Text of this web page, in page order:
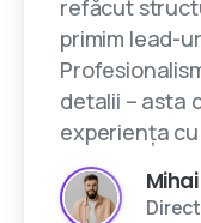
refăcut
primim lead-
detalii – asta
experiența cu
Mihai